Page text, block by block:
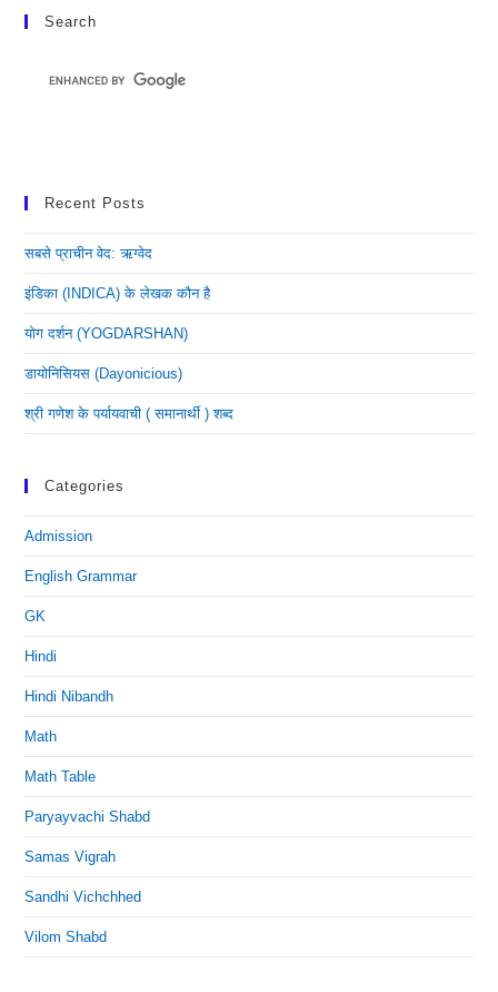
Search
Recent Posts
सबसे प्राचीन वेद: ऋग्वेद
इंडिका (INDICA) के लेखक कौन है
योग दर्शन (YOGDARSHAN)
डायोनिसियस (dayonicious)
श्री गणेश के पर्यायवाची ( समानार्थी ) शब्द
Categories
Admission
English Grammar
GK
Hindi
Hindi Nibandh
Math
Math Table
Paryayvachi Shabd
Samas Vigrah
Sandhi Vichchhed
Vilom Shabd